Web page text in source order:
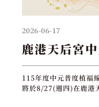
2026-06-17
鹿港天后宮
115年度中元普度植福
將於8/27(週四)在鹿港